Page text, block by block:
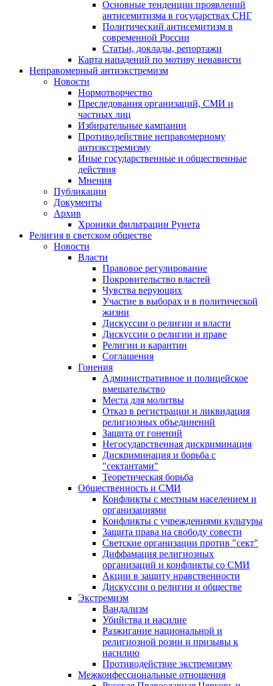
Основные тенденции проявлений
антисемитизма в государствах СНГ
Политический антисемитизм в
современной России
Статьи, доклады, репортажи
Карта нападений по мотиву ненависти
Неправомерный антиэкстремизм
Новости
Нормотворчество
Преследования организаций, СМИ и
частных лиц
Избирательные кампании
Противодействие неправомерному
антиэкстремизму
Иные государственные и общественные
действия
Мнения
Публикации
Документы
Архив
Хроники фильтрации Рунета
Религия в светском обществе
Новости
Власти
Правовое регулирование
Покровительство властей
Чувства верующих
Участие в выборах и в политической
жизни
Дискуссии о религии и власти
Дискуссии о религии и праве
Религии и карантин
Соглашения
Гонения
Административное и полицейское
вмешательство
Места для молитвы
Отказ в регистрации и ликвидация
религиозных объединений
Защита от гонений
Негосударственная дискриминация
Дискриминация и борьба с
"сектантами"
Теоретическая борьба
Общественность и СМИ
Конфликты с местным населением и
организациями
Конфликты с учреждениями культуры
Защита права на свободу совести
Светские организации против "сект"
Диффамация религиозных
организаций и конфликты со СМИ
Акции в защиту нравственности
Дискуссии о религии и обществе
Экстремизм
Вандализм
Убийства и насилие
Разжигание национальной и
религиозной розни и призывы к
насилию
Противодействие экстремизму
Межконфессиональные отношения